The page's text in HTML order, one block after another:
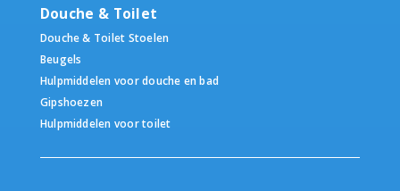
Douche & Toilet
Douche & Toilet Stoelen
Beugels
Hulpmiddelen voor douche en bad
Gipshoezen
Hulpmiddelen voor toilet